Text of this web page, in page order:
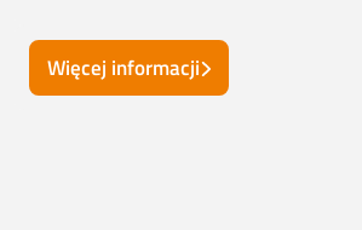
Więcej informacji